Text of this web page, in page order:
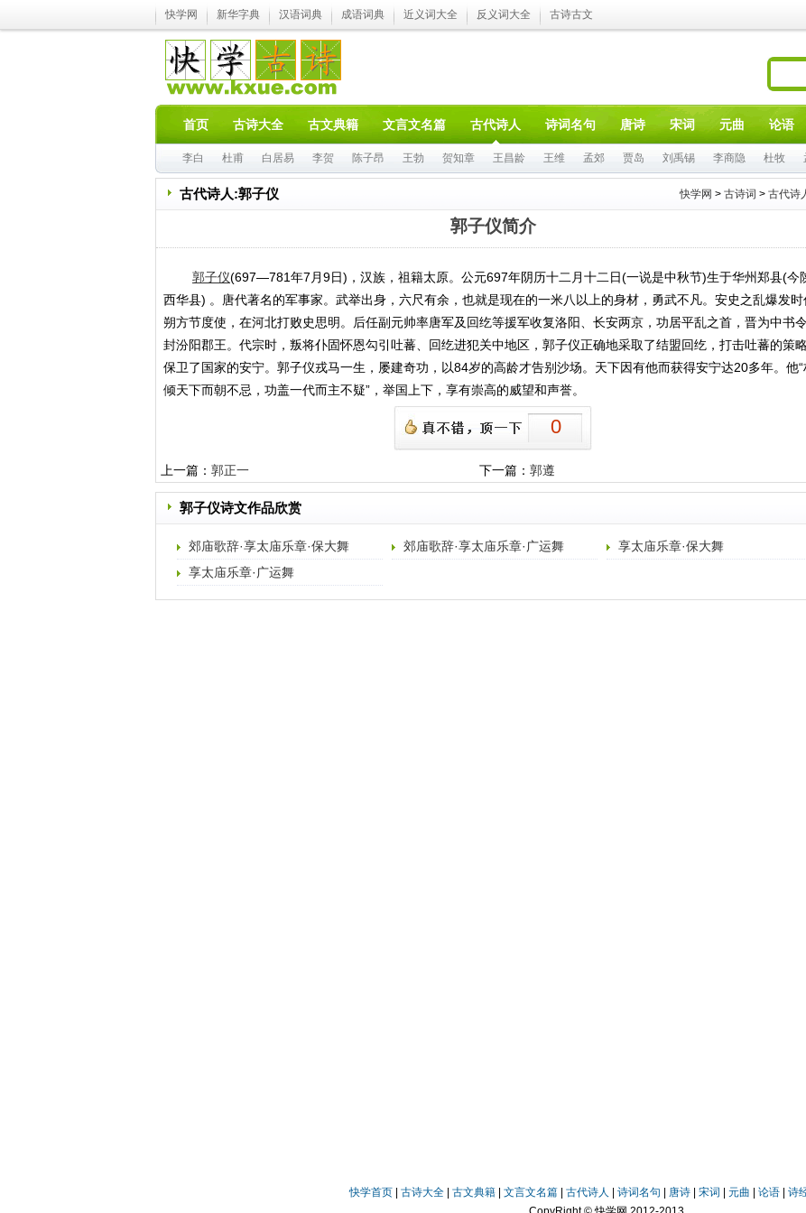
快学网 新华字典 汉语词典 成语词典 近义词大全 反义词大全 古诗古文
首页 古诗大全 古文典籍 文言文名篇 古代诗人 诗词名句 唐诗 宋词 元曲 论语
李白 杜甫 白居易 李贺 陈子昂 王勃 贺知章 王昌龄 王维 孟郊 贾岛 刘禹锡 李商隐 杜牧
古代诗人:郭子仪 快学网 > 古诗词 > 古代诗
郭子仪简介
郭子仪(697—781年7月9日)，汉族，祖籍太原。公元697年阴历十二月十二日(一说是中秋节)生于华州郑县(今
西华县) 。唐代著名的军事家。武举出身，六尺有余，也就是现在的一米八以上的身材，勇武不凡。安史之乱爆发时
朔方节度使，在河北打败史思明。后任副元帅率唐军及回纥等援军收复洛阳、长安两京，功居平乱之首，晋为中书令
封汾阳郡王。代宗时，叛将仆固怀恩勾引吐蕃、回纥进犯关中地区，郭子仪正确地采取了结盟回纥，打击吐蕃的策略
保卫了国家的安宁。郭子仪戎马一生，屡建奇功，以84岁的高龄才告别沙场。天下因有他而获得安宁达20多年。他“
倾天下而朝不忌，功盖一代而主不疑”，举国上下，享有崇高的威望和声誉。
0
上一篇： 郭正一 下一篇：郭遵
郭子仪诗文作品欣赏
郊庙歌辞·享太庙乐章·保大舞 郊庙歌辞·享太庙乐章·广运舞
享太庙乐章·保大舞
享太庙乐章·广运舞
快学首页| 古诗大全| 古文典籍| 文言文名篇| 古代诗人 诗词名句 唐诗| 宋词 元曲 论语| 诗